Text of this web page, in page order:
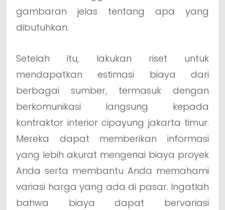
gambaran jelas tentang apa yang
dibutuhkan.
Setelah itu, lakukan riset untuk
mendapatkan estimasi biaya dari
berbagai sumber, termasuk dengan
berkomunikasi langsung kepada
kontraktor interior cipayung jakarta timur.
Mereka dapat memberikan informasi
yang lebih akurat mengenai biaya proyek
Anda serta membantu Anda memahami
variasi harga yang ada di pasar. Ingatlah
bahwa biaya dapat bervariasi